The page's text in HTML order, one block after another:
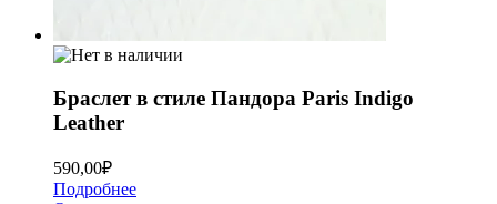
Браслет в стиле Пандора Paris Indigo
Leather
590,00₽
Подробнее